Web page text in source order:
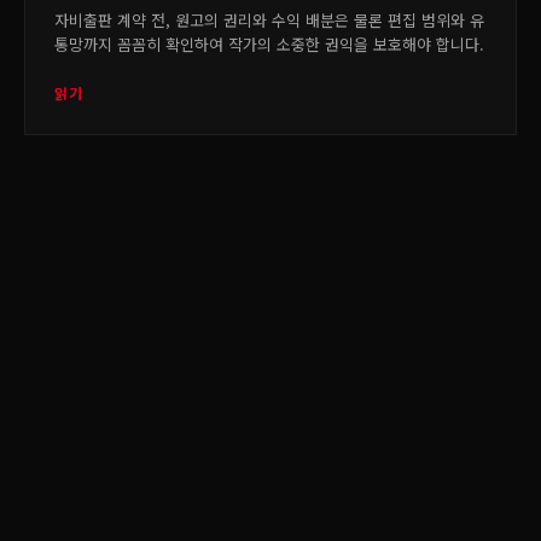
자비출판 계약 전, 원고의 권리와 수익 배분은 물론 편집 범위와 유
통망까지 꼼꼼히 확인하여 작가의 소중한 권익을 보호해야 합니다.
읽기